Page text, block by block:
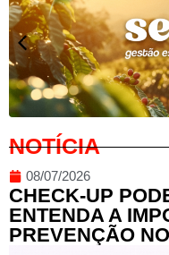
NOTÍCIA
08/07/2026
CHECK-UP
ENTENDA A
PREVENÇÃO